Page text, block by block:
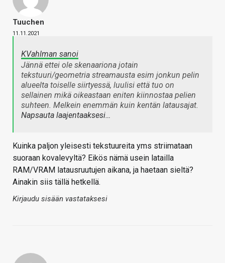
Tuuchen
11.11.2021
KVahlman sanoi
Jännä ettei ole skenaariona jotain
tekstuuri/geometria streamausta esim jonkun pelin
alueelta toiselle siirtyessä, luulisi että tuo on
sellainen mikä oikeastaan eniten kiinnostaa pelien
suhteen. Melkein enemmän kuin kentän latausajat.
Napsauta laajentaaksesi…
Kuinka paljon yleisesti tekstuureita yms striimataan
suoraan kovalevyltä? Eikös nämä usein latailla
RAM/VRAM latausruutujen aikana, ja haetaan sieltä?
Ainakin siis tällä hetkellä.
Kirjaudu sisään vastataksesi